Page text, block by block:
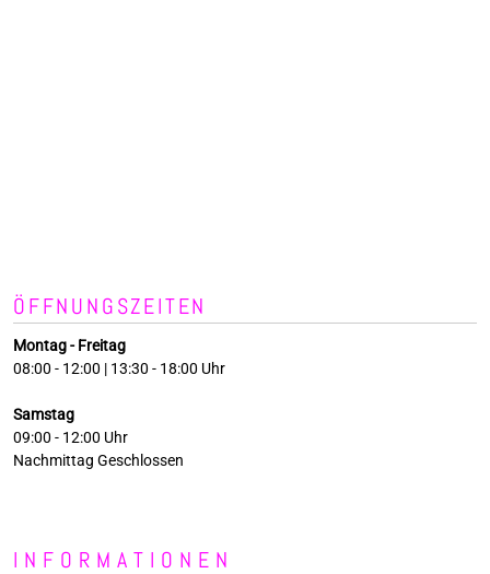
ÖFFNUNGSZEITEN
Montag - Freitag
08:00 - 12:00 | 13:30 - 18:00 Uhr
Samstag
09:00 - 12:00 Uhr
Nachmittag Geschlossen
INFORMATIONEN